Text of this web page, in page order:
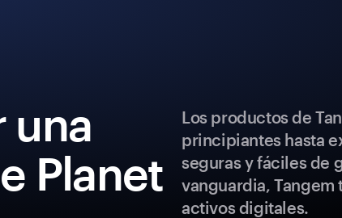
una
Planet
Los productos de
principiantes hasta
seguras y fáciles de
vanguardia,
activos digitales.